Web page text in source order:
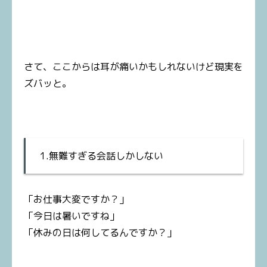
さて、ここからは耳が痛いかもしれないけど現実を
ズバッと。
1.無難すぎる会話しかしない
「お仕事大変ですか？」
「今日は暑いですね」
「休みの日は何してるんですか？」